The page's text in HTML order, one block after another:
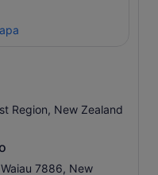
ritmo por ríos
setas silvestres y
de una
proporción de 1:10
Region, New Zealand
7886, New